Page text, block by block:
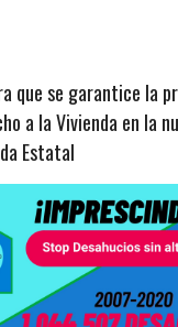
que se garantice la
a la Vivienda en la
Estatal